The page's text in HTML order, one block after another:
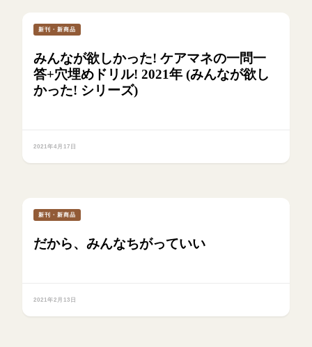
新刊・新商品
みんなが欲しかった! ケアマネの一問一
答+穴埋めドリル! 2021年 (みんなが欲し
かった! シリーズ)
2021年4月17日
新刊・新商品
だから、みんなちがっていい
2021年2月13日